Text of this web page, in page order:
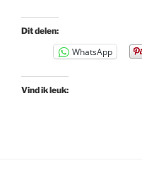
Dit delen:
WhatsApp
Vind ik leuk: